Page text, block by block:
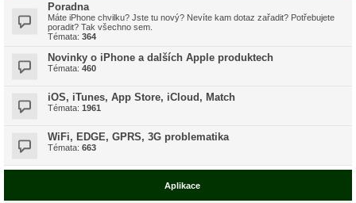
Poradna
Máte iPhone chvilku? Jste tu nový? Nevíte kam dotaz zařadit? Potřebujete
poradit? Tak všechno sem.
Témata: 364
Novinky o iPhone a dalších Apple produktech
Témata: 460
iOS, iTunes, App Store, iCloud, Match
Témata: 1961
WiFi, EDGE, GPRS, 3G problematika
Témata: 663
Aplikace